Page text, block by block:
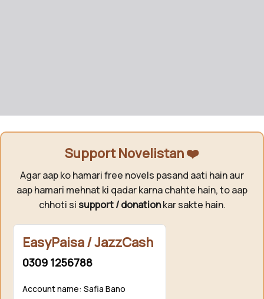
Support Novelistan ❤️
Agar aap ko hamari free novels pasand aati hain aur
aap hamari mehnat ki qadar karna chahte hain, to aap
chhoti si support / donationkar sakte hain.
EasyPaisa / JazzCash
0309 1256788
Account name: Safia Bano